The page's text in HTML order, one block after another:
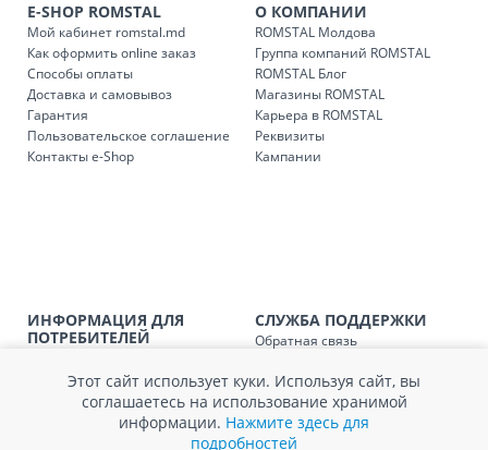
E-SHOP ROMSTAL
Мой кабинет romstal.md
Как оформить online заказ
Способы оплаты
Доставка и самовывоз
Гарантия
Пользовательское соглашение
Контакты e-Shop
О КОМПАНИИ
ROMSTAL Молдова
Группа компаний ROMSTAL
ROMSTAL Блог
Магазины ROMSTAL
Карьера в ROMSTAL
Реквизиты
Кампании
ИНФОРМАЦИЯ ДЛЯ
ПОТРЕБИТЕЛЕЙ
потребителей
Обработка и защита
персональных данных
СЛУЖБА ПОДДЕРЖКИ
Обратная связь
Нам не всё равно!
Обмен и возврат
Вопросы и ответы
Сервисный центр
Этот сайт использует куки. Используя сайт, вы
соглашаетесь на использование хранимой
информации. Нажмите здесь для
подробностей